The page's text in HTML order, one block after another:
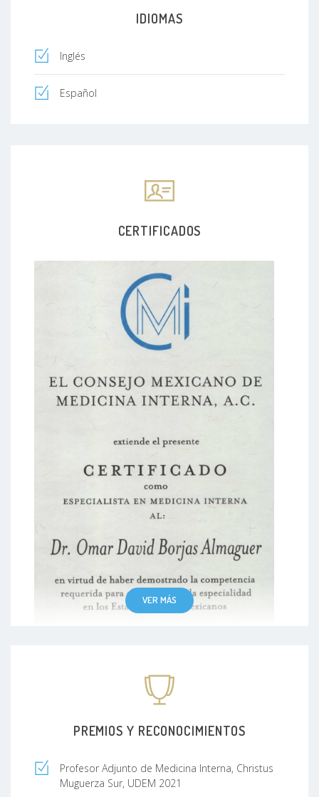
IDIOMAS
Inglés
Español
CERTIFICADOS
VER MÁS
PREMIOS Y RECONOCIMIENTOS
Profesor Adjunto de Medicina Interna, Christus
Muguerza Sur, UDEM 2021